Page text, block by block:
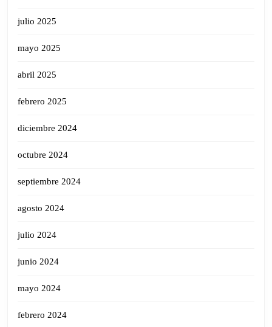
julio 2025
mayo 2025
abril 2025
febrero 2025
diciembre 2024
octubre 2024
septiembre 2024
agosto 2024
julio 2024
junio 2024
mayo 2024
febrero 2024